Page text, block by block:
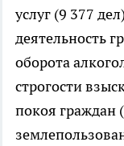
услуг (9 377
деятельность
оборота
строгости
покоя граждан